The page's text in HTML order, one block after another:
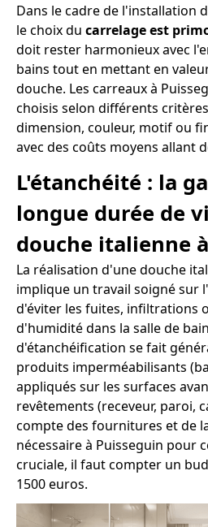
Dans le cadre de l'installation
le choix du carrelage est
doit rester harmonieux avec
bains tout en mettant en
douche. Les carreaux à
choisis selon différents
dimension, couleur, motif ou
avec des coûts moyens allant
L'étanchéité : la
longue durée de
douche italienne
La réalisation d'une douche
implique un travail soigné sur
d'éviter les fuites, infiltrations
d'humidité dans la salle de
d'étanchéification se fait
produits imperméabilisants
appliqués sur les surfaces
revêtements (receveur, paroi,
compte des fournitures et de
nécessaire à Puisseguin pour
cruciale, il faut compter un
1500 euros.